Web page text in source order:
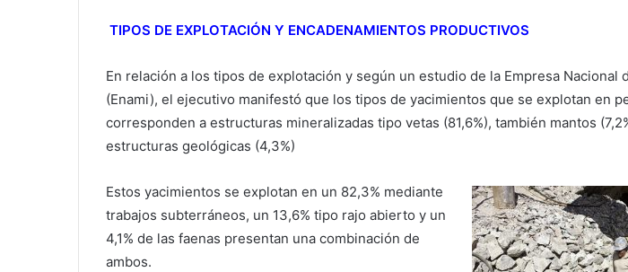
TIPOS DE EXPLOTACIÓN Y ENCADENAMIENTOS PRODUCTIVOS
En relación a los tipos de explotación y según un estudio de la Empresa Nacional
(Enami), el ejecutivo manifestó que los tipos de yacimientos que se explotan en
corresponden a estructuras mineralizadas tipo vetas (81,6%), también mantos
estructuras geológicas (4,3%)
Estos yacimientos se explotan en un 82,3% mediante
trabajos subterráneos, un 13,6% tipo rajo abierto y un
4,1% de las faenas presentan una combinación de
ambos.